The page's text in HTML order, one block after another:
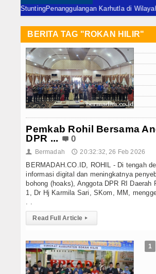
Siak
Nasional
Internasional
Hukrim
Iptek
Politik
Berita Foto
Budaya & Pariwisata
Ekbis
Olahraga
Karhutla di Wilayah Koramil 02/
BERITA TAG "ROKAN HILIR"
Pemkab Rohil Bersama
DPR ...
0
👤 Bermadah 🕔 20:32:32, 26 Feb 2026
BERMADAH.CO.ID, ROHIL - Di tengah
informasi digital dan meningkatnya
bohong (hoaks), Anggota DPR RI Daerah
1, Dr Hj Karmila Sari, SKom, MM,
Read Full Article ▸
1